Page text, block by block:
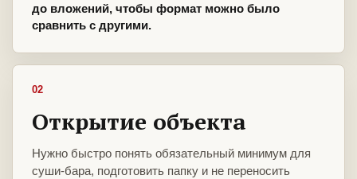
до вложений, чтобы формат можно было
сравнить с другими.
02
Открытие объекта
Нужно быстро понять обязательный минимум для
суши-бара, подготовить папку и не переносить